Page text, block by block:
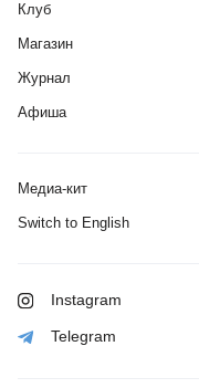
Клуб
Магазин
Журнал
Афиша
Медиа-кит
Switch to English
Instagram
Telegram